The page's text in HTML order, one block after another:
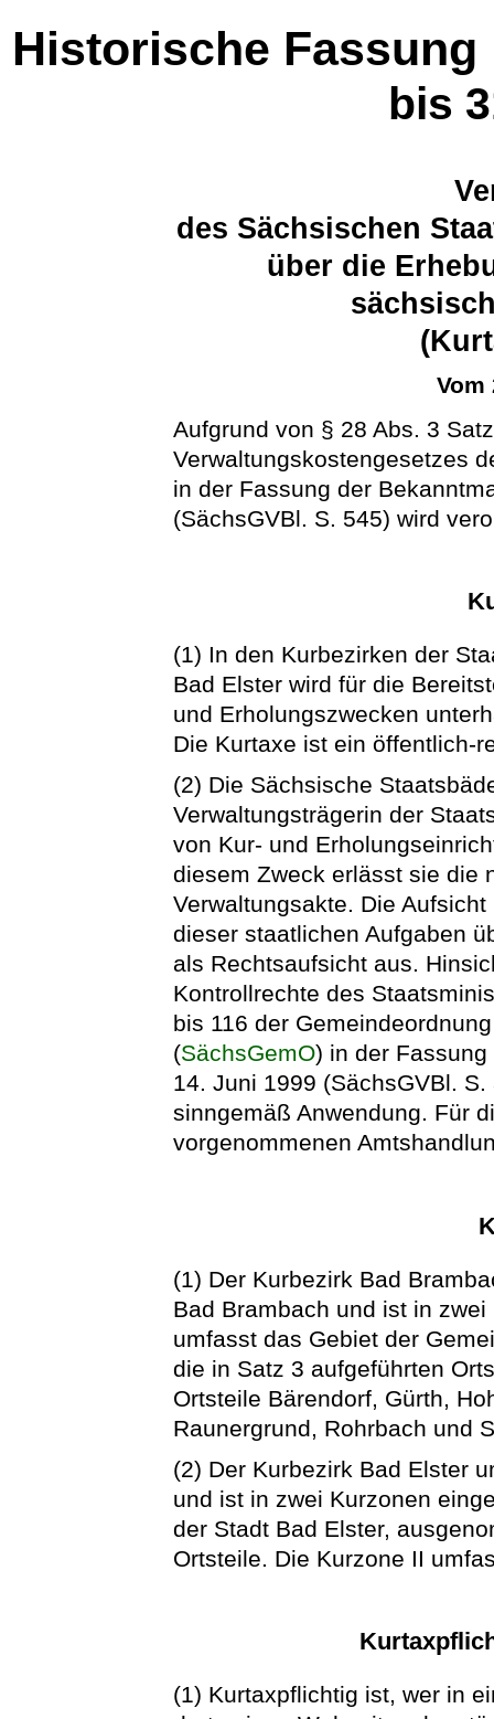
Historische Fassung
bis
des Sächsischen
über die
Vom
Aufgrund von § 28 Abs. 3
Verwaltungskostengesetzes
in der Fassung der
(SächsGVBl. S. 545) wird
(1) In den Kurbezirken der
Bad Elster wird für die
und Erholungszwecken
Die Kurtaxe ist ein öffentlich-
(2) Die Sächsische
Verwaltungsträgerin der
von Kur- und
diesem Zweck erlässt sie die
Verwaltungsakte. Die
dieser staatlichen Aufgaben
als Rechtsaufsicht aus.
Kontrollrechte des
bis 116 der
(SächsGemO) in der
14. Juni 1999 (SächsGVBl.
sinngemäß Anwendung. Für
vorgenommenen
(1) Der Kurbezirk Bad
Bad Brambach und ist in
umfasst das Gebiet der
die in Satz 3 aufgeführten
Ortsteile Bärendorf, Gürth,
Raunergrund, Rohrbach und
(2) Der Kurbezirk Bad Elster
und ist in zwei Kurzonen
der Stadt Bad Elster,
Ortsteile. Die Kurzone II
(1) Kurtaxpflichtig ist, wer in